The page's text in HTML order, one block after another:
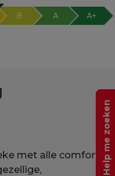
B A A+
met alle comfort
Help me zoeken